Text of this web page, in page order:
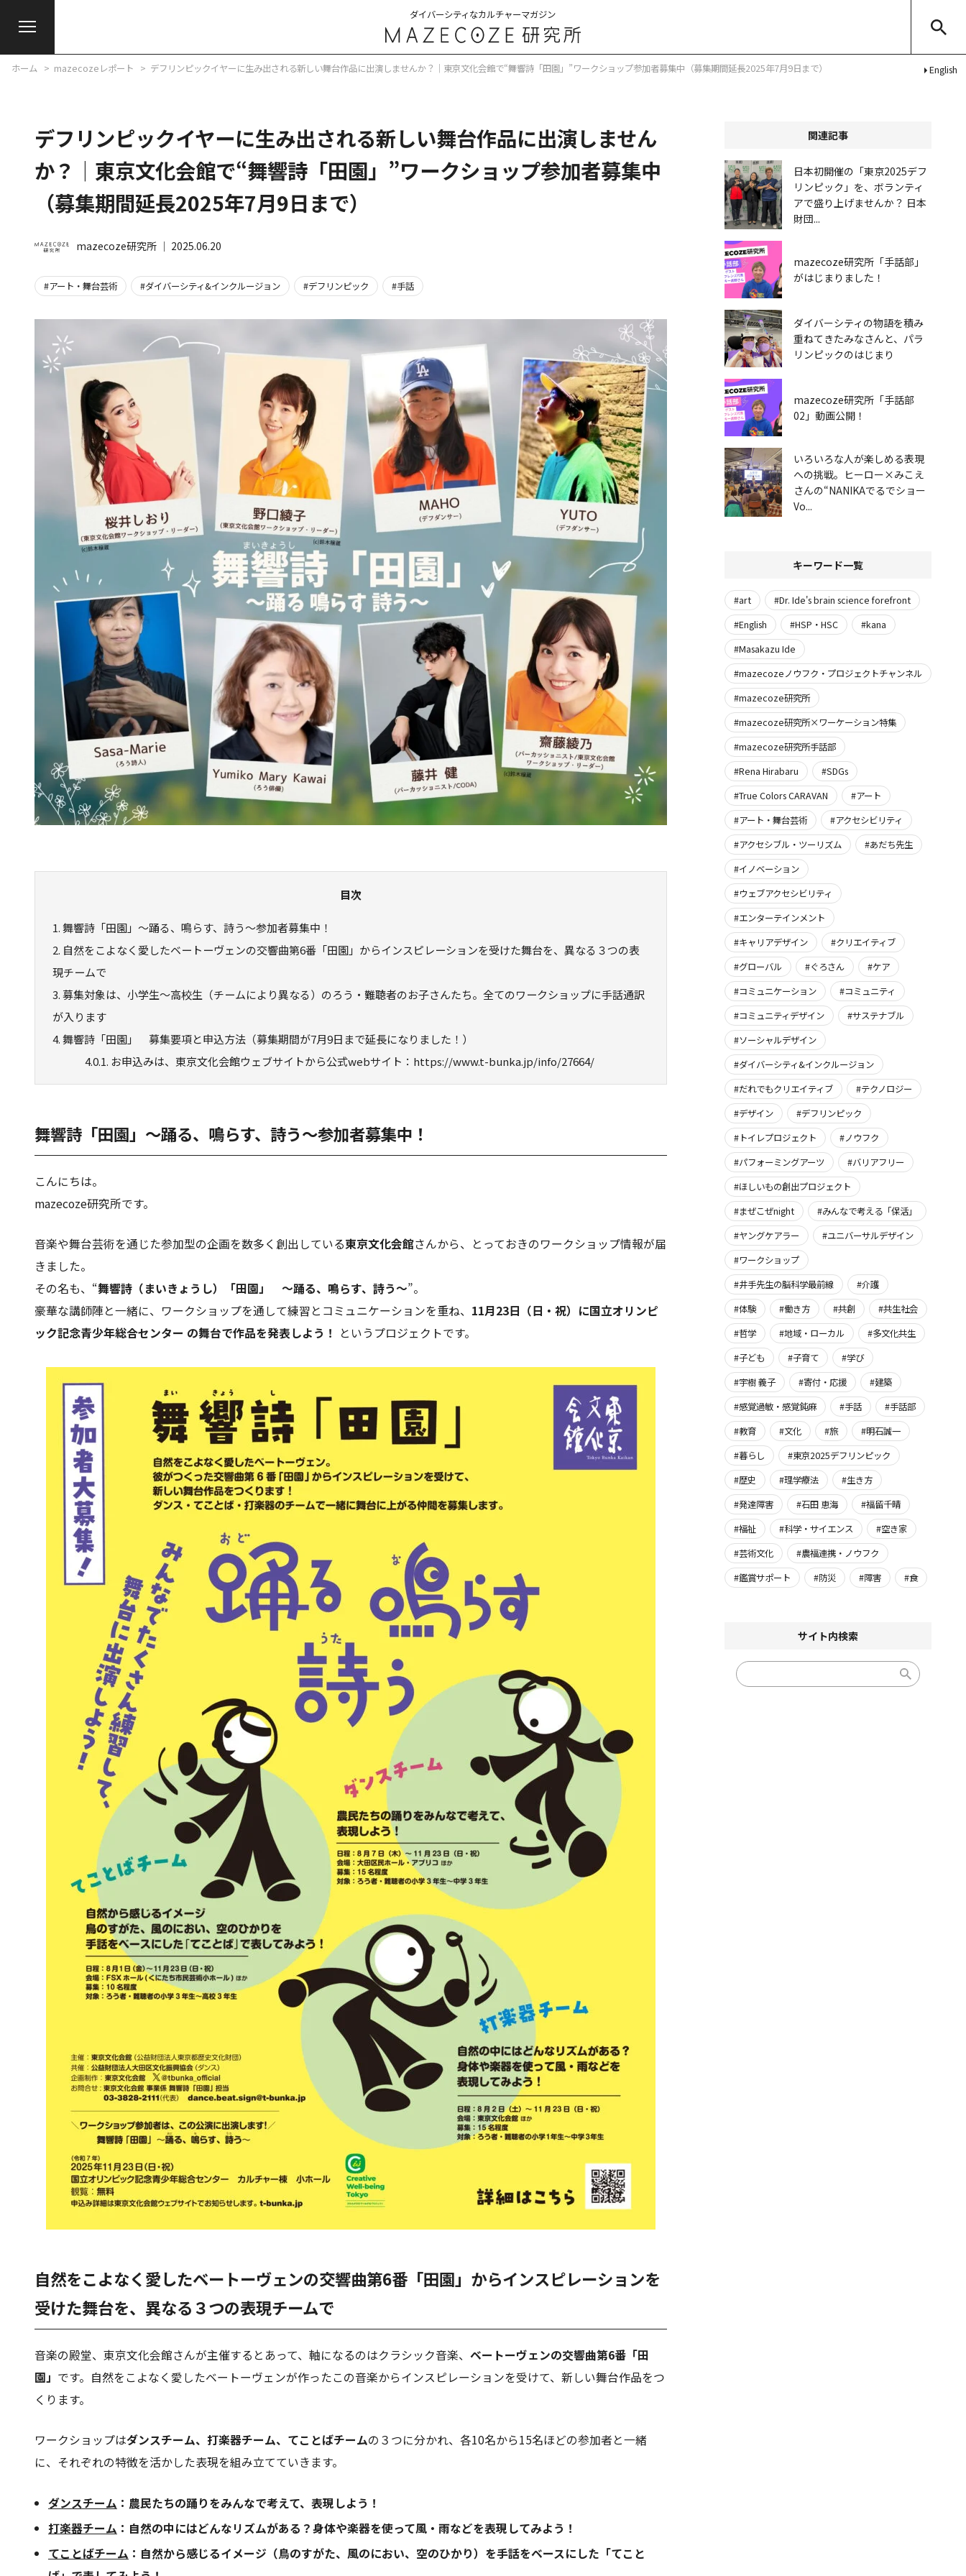
ダイバーシティなカルチャーマガジン
English
ホーム mazecozeレポート デフリンピックイヤーに生み出される新しい舞台作品に出演しませんか？｜東京文化会館で“舞響詩「田園」”ワークショップ参加者募集中（募集期間延長2025年7月9日まで）
デフリンピックイヤーに生み出される新しい舞台作品に出演しません
か？｜東京文化会館で“舞響詩「田園」”ワークショップ参加者募集中
（募集期間延長2025年7月9日まで）
mazecoze研究所 │ 2025.06.20
アート・舞台芸術 ダイバーシティ&インクルージョン デフリンピック 手話
目次
1.舞響詩「田園」～踊る、鳴らす、詩う～参加者募集中！
2. 自然をこよなく愛したベートーヴェンの交響曲第6番「田園」からインスピレーションを受けた舞台を、異なる３つの表
現チームで
3.募集対象は、小学生〜高校生（チームにより異なる）のろう・難聴者のお子さんたち。全てのワークショップに手話通訳
が入ります
4.舞響詩「田園」 募集要項と申込方法（募集期間が7月9日まで延長になりました！）
4.0.1. お申込みは、東京文化会館ウェブサイトから公式webサイト：https://www.t-bunka.jp/info/27664/
舞響詩「田園」～踊る、鳴らす、詩う～参加者募集中！
こんにちは。
mazecoze研究所です。
音楽や舞台芸術を通じた参加型の企画を数多く創出している東京文化会館さんから、とっておきのワークショップ情報が届
きました。
その名も、“舞響詩（まいきょうし）「田園」 ～踊る、鳴らす、詩う～”。
豪華な講師陣と一緒に、ワークショップを通して練習とコミュニケーションを重ね、 11月23日（日・祝）に国立オリンピ
ック記念青少年総合センター の舞台で作品を発表しよう！
というプロジェクトです。
自然をこよなく愛したベートーヴェンの交響曲第6番「田園」からインスピレーションを
受けた舞台を、異なる３つの表現チームで
音楽の殿堂、東京文化会館さんが主催するとあって、軸になるのはクラシック音楽、 ベートーヴェンの交響曲第6番「田
園」 です。自然をこよなく愛したベートーヴェンが作ったこの音楽からインスピレーションを受けて、新しい舞台作品をつ
くります。
ワークショップはダンスチーム、打楽器チーム、てことばチームの３つに分かれ、各10名から15名ほどの参加者と一緒
に、それぞれの特徴を活かした表現を組み立てていきます。
ダンスチーム ：農民たちの踊りをみんなで考えて、表現しよう！
打楽器チーム ：自然の中にはどんなリズムがある？身体や楽器を使って風・雨などを表現してみよう！
てことばチーム ：自然から感じるイメージ（鳥のすがた、風のにおい、空のひかり）を手話をベースにした「てこと
関連記事
日本初開催の「東京2025デフ
リンピック」を、ボランティ
アで盛り上げませんか？ 日本
財団...
mazecoze研究所「手話部」
がはじまりました！
ダイバーシティの物語を積み
重ねてきたみなさんと、パラ
リンピックのはじまり
mazecoze研究所「手話部
02」動画公開！
いろいろな人が楽しめる表現
への挑戦。ヒーロー×みこえ
さんの“NANIKAでるでショー
Vo...
キーワード一覧
#art
#Dr. Ide's brain science forefront
#English
#HSP・HSC
#kana
#Masakazu Ide
#mazecozeノウフク・プロジェクトチャンネル
#mazecoze研究所
#mazecoze研究所×ワーケーション特集
#mazecoze研究所手話部
#Rena Hirabaru
#SDGs
#True Colors CARAVAN
#アート
#アート・舞台芸術
#アクセシビリティ
#アクセシブル・ツーリズム
#あだち先生
#イノベーション
#ウェブアクセシビリティ
#エンターテインメント
#キャリアデザイン
#クリエイティブ
#グローバル
#ぐろさん
#ケア
#コミュニケーション
#コミュニティ
#コミュニティデザイン
#サステナブル
#ソーシャルデザイン
#ダイバーシティ&インクルージョン
#だれでもクリエイティブ
#テクノロジー
#デザイン
#デフリンピック
#トイレプロジェクト
#ノウフク
#パフォーミングアーツ
#バリアフリー
#ほしいもの創出プロジェクト
#まぜこぜnight
#みんなで考える「保活」
#ヤングケアラー
#ユニバーサルデザイン
#ワークショップ
#井手先生の脳科学最前線
#介護
#体験
#働き方 #共創
#共生社会
#哲学
#地域・ローカル
#多文化共生
#子ども
#子育て
#学び
#宇樹 義子
#寄付・応援
#建築
#感覚過敏・感覚鈍麻
#手話
#手話部
#教育
#文化 #旅
#明石誠一
#暮らし
#東京2025デフリンピック
#歴史
#理学療法
#生き方
#発達障害
#石田 恵海
#福留千晴
#福祉
#科学・サイエンス
#空き家
#芸術文化
#農福連携・ノウフク
#鑑賞サポート
#防災 #障害 #食
サイト内検索